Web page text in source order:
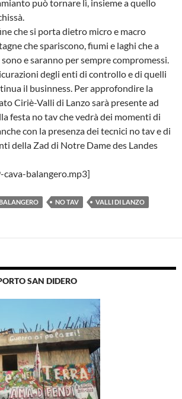
può tornare lì, insieme a quello
che si porta dietro micro e macro
che spariscono, fiumi e laghi che a
e saranno per sempre compromessi.
degli enti di controllo e di quelli
il businness. Per approfondire la
Ciriè-Valli di Lanzo sarà presente ad
festa no tav che vedrà dei momenti di
con la presenza dei tecnici no tav e di
della Zad di Notre Dame des Landes
balangero.mp3]
NO TAV VALLI DI LANZO
SAN DIDERO